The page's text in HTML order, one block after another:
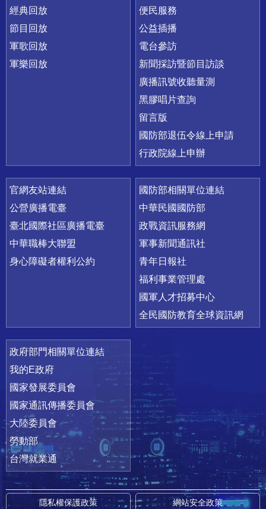
經典回放
節目回放
軍歌回放
軍樂回放
便民服務
公益插播
電台參訪
新聞採訪暨節目訪談
廣播訊號收聽量測
黑膠唱片查詢
留言版
國防部退伍令線上申請
行政院線上申辦
官網友站連結
公營廣播電臺
臺北國際社區廣播電臺
中華職棒大聯盟
身心障礙者權利公約
國防部相關單位連結
中華民國國防部
政戰資訊服務網
軍事新聞通訊社
青年日報社
福利事業管理處
國軍人才招募中心
全民國防教育全球資訊網
政府部門相關單位連結
我的E政府
國家發展委員會
國家通訊傳播委員會
大陸委員會
勞動部
台灣就業通
隱私權保護政策 網站安全政策